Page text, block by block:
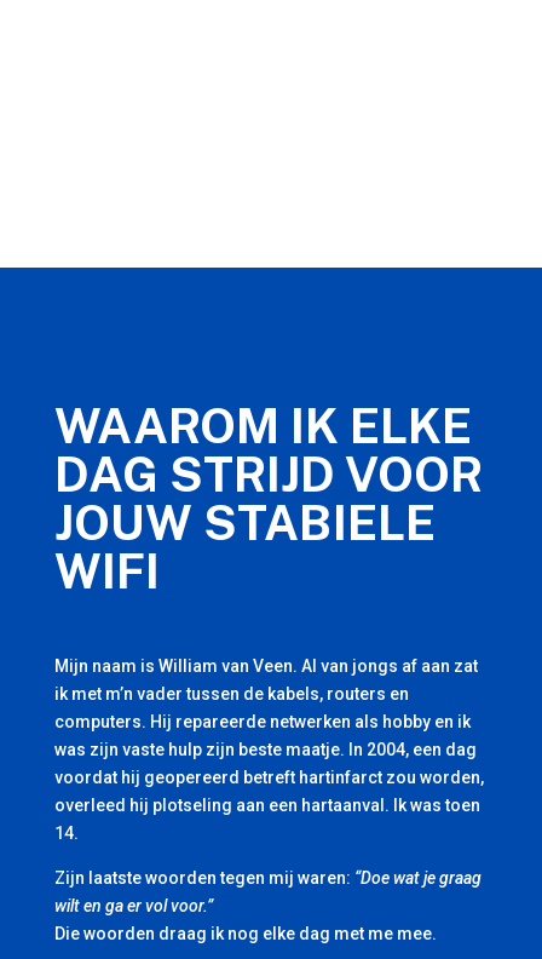
WAAROM IK ELKE
DAG STRIJD VOOR
JOUW STABIELE
WIFI
Mijn naam is William van Veen. Al van jongs af aan zat
ik met m’n vader tussen de kabels, routers en
computers. Hij repareerde netwerken als hobby en ik
was zijn vaste hulp zijn beste maatje. In 2004, een dag
voordat hij geopereerd betreft hartinfarct zou worden,
overleed hij plotseling aan een hartaanval. Ik was toen
14.
Zijn laatste woorden tegen mij waren: “Doe wat je graag
wilt en ga er vol voor.”
Die woorden draag ik nog elke dag met me mee.